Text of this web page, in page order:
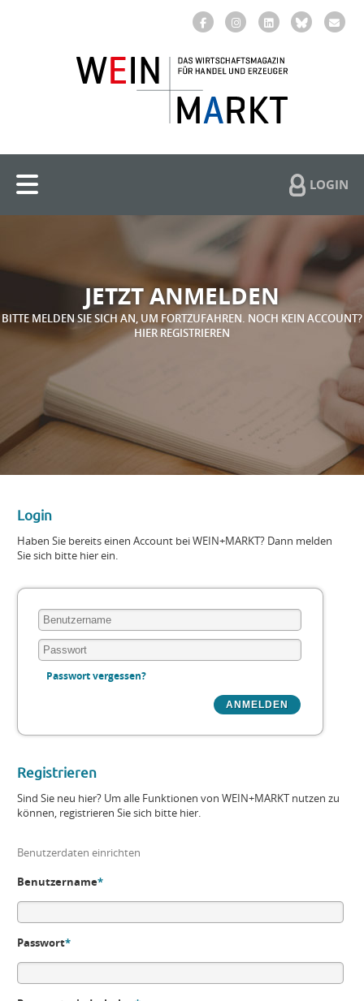
LOGIN
JETZT ANMELDEN
BITTE MELDEN SIE SICH AN, UM FORTZUFAHREN. NOCH KEIN ACCOUNT?
HIER REGISTRIEREN
Login
Haben Sie bereits einen Account bei WEIN+MARKT? Dann melden
Sie sich bitte hier ein.
Passwort vergessen?
Registrieren
Sind Sie neu hier? Um alle Funktionen von WEIN+MARKT nutzen zu
können, registrieren Sie sich bitte hier.
Benutzerdaten einrichten
Benutzername*
Passwort*